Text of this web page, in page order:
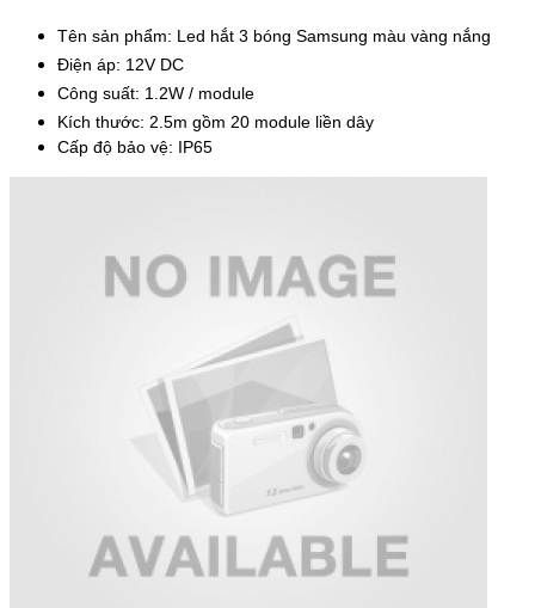
Tên sản phẩm: Led hắt 3 bóng Samsung màu vàng nắng
Điện áp: 12V DC
Công suất: 1.2W / module
Kích thước: 2.5m gồm 20 module liền dây
Cấp độ bảo vệ: IP65